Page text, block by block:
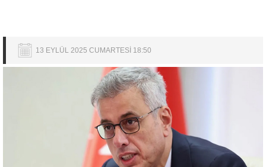
13 EYLÜL 2025 CUMARTESİ 18:50